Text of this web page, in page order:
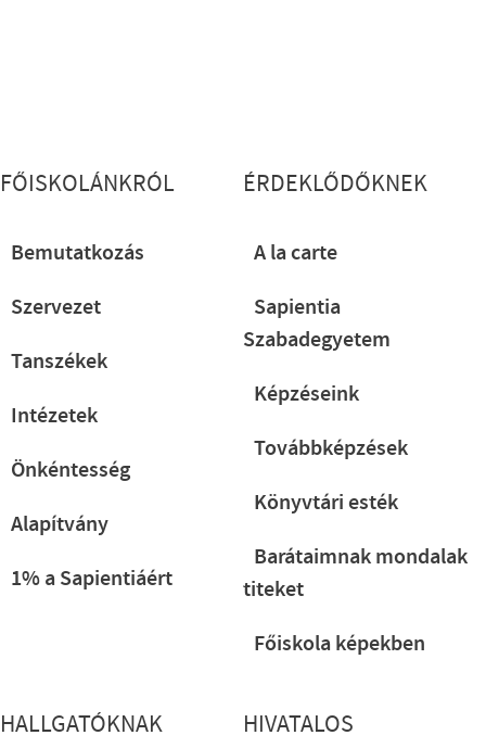
FŐISKOLÁNKRÓL
Bemutatkozás
Szervezet
Tanszékek
Intézetek
Önkéntesség
Alapítvány
1% a Sapientiáért
ÉRDEKLŐDŐKNEK
A la carte
Sapientia
Szabadegyetem
Képzéseink
Továbbképzések
Könyvtári esték
Barátaimnak mondalak
titeket
Főiskola képekben
HALLGATÓKNAK HIVATALOS